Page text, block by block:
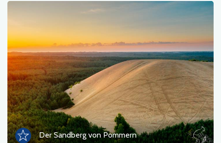
Der Sandberg von Pommern
Militär
Museum
Unterkunft
Campingplätze
Denkmäler, Skulpturen, Wandmalereien